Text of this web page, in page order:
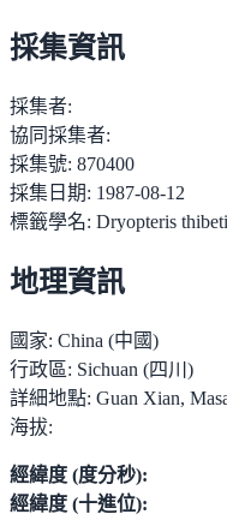
採集資訊
採集者:
協同採集者:
採集號: 870400
採集日期: 1987-08-12
標籤學名: Dryopteris
地理資訊
國家: China (中國)
行政區: Sichuan (四川)
詳細地點: Guan Xian,
海拔:
經緯度 (度分秒):
經緯度 (十進位):